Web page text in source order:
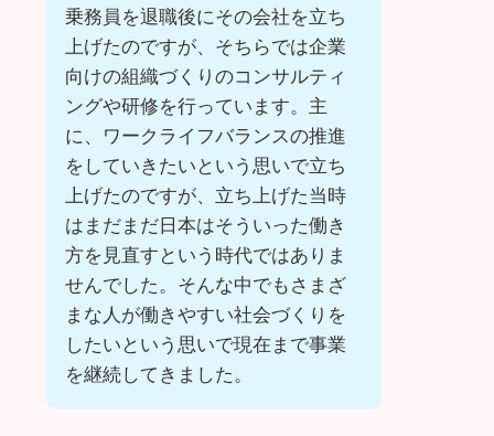
乗務員を退職後にその会社を立ち
上げたのですが、そちらでは企業
向けの組織づくりのコンサルティ
ングや研修を行っています。主
に、ワークライフバランスの推進
をしていきたいという思いで立ち
上げたのですが、立ち上げた当時
はまだまだ日本はそういった働き
方を見直すという時代ではありま
せんでした。そんな中でもさまざ
まな人が働きやすい社会づくりを
したいという思いで現在まで事業
を継続してきました。